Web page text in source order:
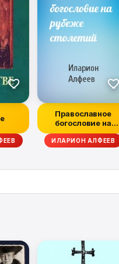
Православное
богословие на
рубеже столетий
ИЛАРИОН АЛФЕЕВ